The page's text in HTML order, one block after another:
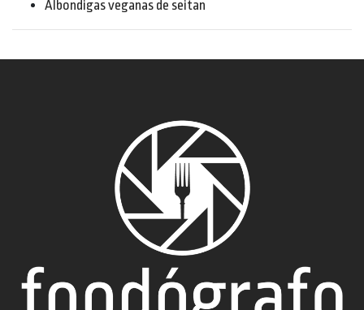
Albondigas veganas de seitan